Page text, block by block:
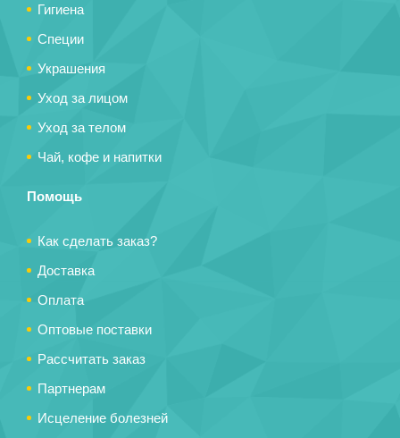
Гигиена
Специи
Украшения
Уход за лицом
Уход за телом
Чай, кофе и напитки
Помощь
Как сделать заказ?
Доставка
Оплата
Оптовые поставки
Рассчитать заказ
Партнерам
Исцеление болезней